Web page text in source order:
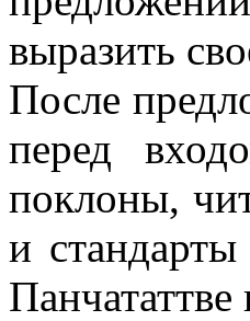
выразить
После
перед
поклоны,
и